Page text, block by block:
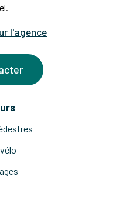
l'agence